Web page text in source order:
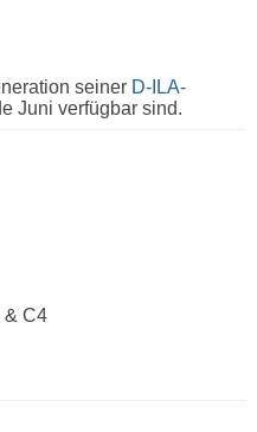
seiner D-ILA-
Juni verfügbar sind.
& C4